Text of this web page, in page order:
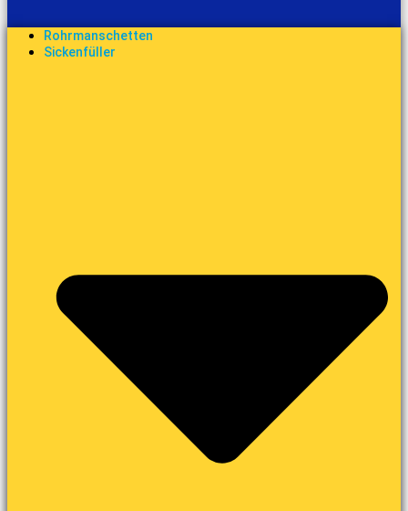
Rohrmanschetten
Sickenfüller